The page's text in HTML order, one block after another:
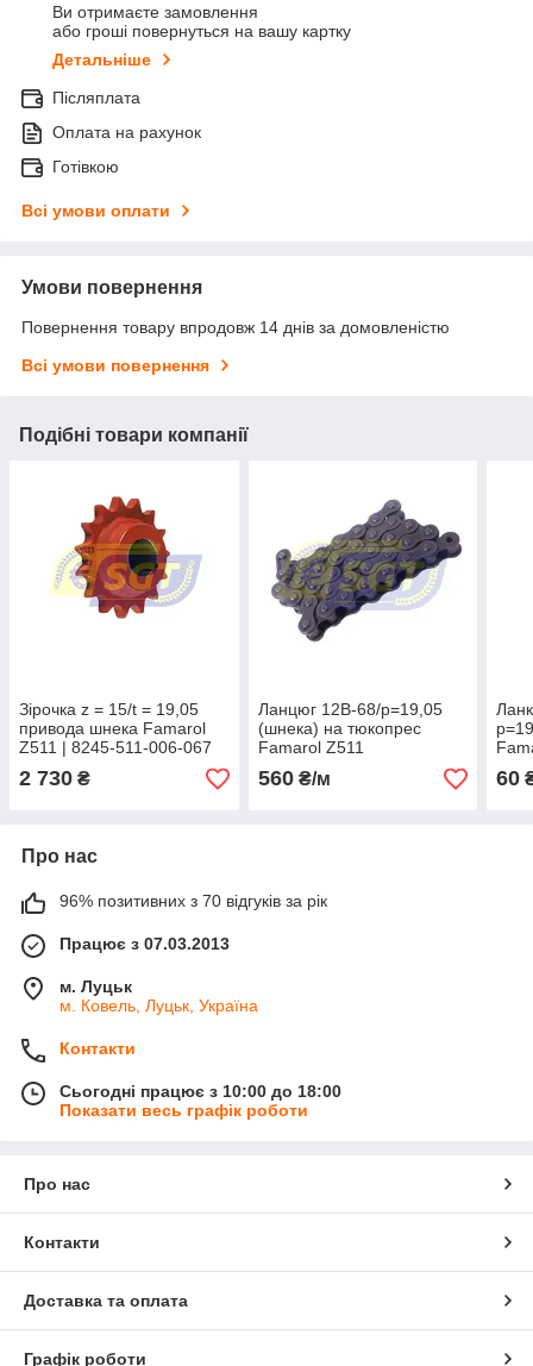
Ви отримаєте замовлення
або гроші повернуться на вашу картку
Детальніше
Післяплата
Оплата на рахунок
Готівкою
Всі умови оплати
Умови повернення
Повернення товару впродовж 14 днів за домовленістю
Всі умови повернення
Подібні товари компанії
Зірочка z = 15/t = 19,05
привода шнека Famarol
Z511 | 8245-511-006-067
2 730 ₴
Ланцюг 12В-68/р=19,05
(шнека) на тюкопрес
Famarol Z511
560₴/м 60
Про нас
96% позитивних з 70 відгуків за рік
Працює з 07.03.2013
м. Луцьк
м. Ковель, Луцьк, Україна
Контакти
Сьогодні працює з 10:00 до 18:00
Показати весь графік роботи
Про нас
Контакти
Доставка та оплата
Графік роботи